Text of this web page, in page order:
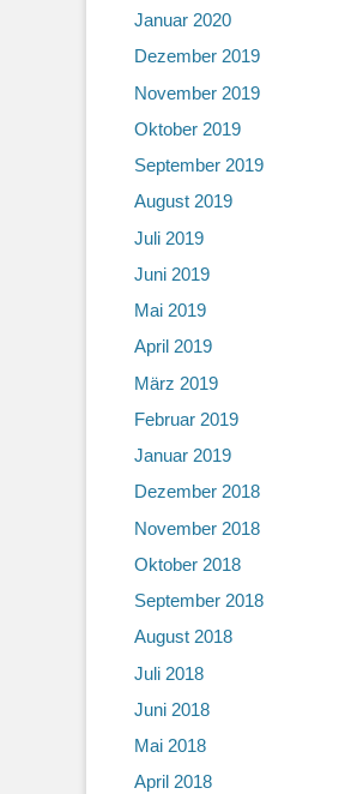
Januar 2020
Dezember 2019
November 2019
Oktober 2019
September 2019
August 2019
Juli 2019
Juni 2019
Mai 2019
April 2019
März 2019
Februar 2019
Januar 2019
Dezember 2018
November 2018
Oktober 2018
September 2018
August 2018
Juli 2018
Juni 2018
Mai 2018
April 2018